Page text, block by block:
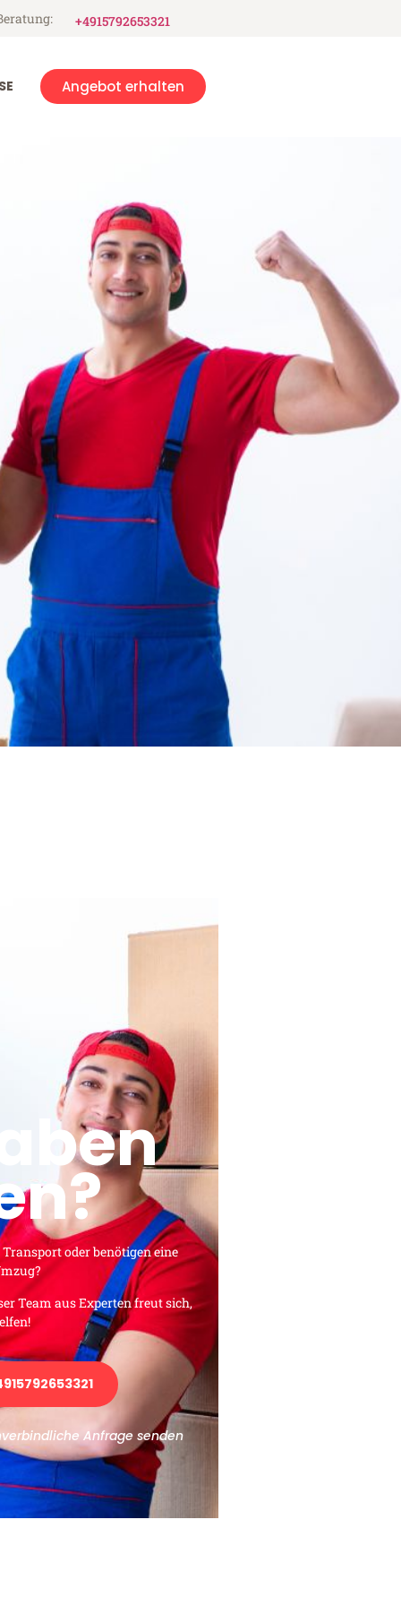
+4915792653321
Angebot erhalten
Transport oder benötigen eine
Team aus Experten freut sich,
Anfrage senden